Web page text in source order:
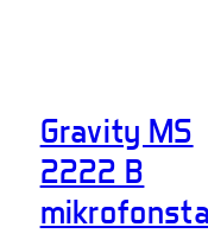
Gravity MS
2222 B